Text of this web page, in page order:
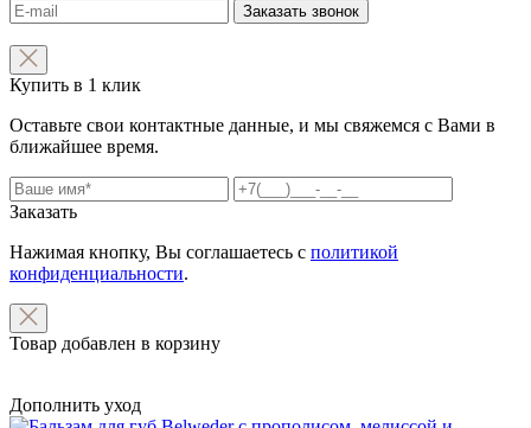
Заказать звонок
Купить в 1 клик
Оставьте свои контактные данные, и мы свяжемся с Вами в
ближайшее время.
Заказать
Нажимая кнопку, Вы соглашаетесь с политикой
конфиденциальности.
Товар добавлен в корзину
Дополнить уход